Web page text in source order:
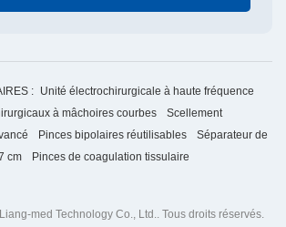
: Unité électrochirurgicale à haute fréquence
à mâchoires courbes
Scellement
Pinces bipolaires réutilisables
Séparateur de
cm
Pinces de coagulation tissulaire
med Technology Co., Ltd.. Tous droits réservés.